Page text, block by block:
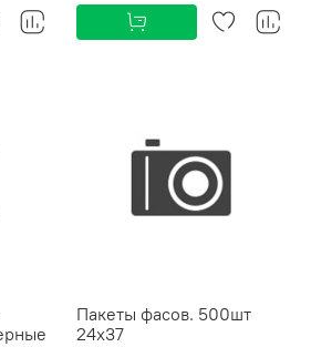
Пакеты фасов. 500шт
24х37